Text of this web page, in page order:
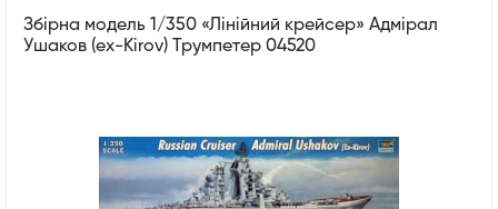
Збірна модель 1/350 «Лінійний крейсер» Адмірал
Ушаков (ex-Kirov) Трумпетер 04520